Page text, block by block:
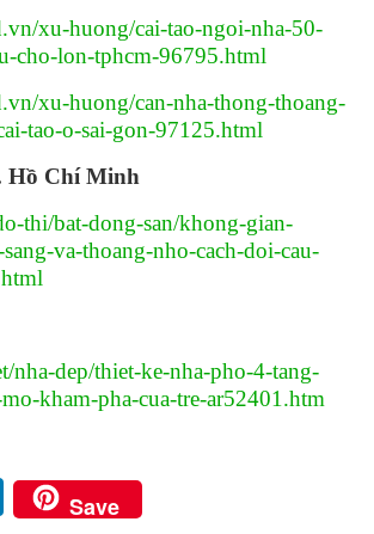
xu-huong/cai-tao-ngoi-nha-50-
cho-lon-tphcm-96795.html
xu-huong/can-nha-thong-thoang-
tao-o-sai-gon-97125.html
Hồ Chí Minh
thi/bat-dong-san/khong-gian-
va-thoang-nho-cach-doi-cau-
nha-dep/thiet-ke-nha-pho-4-tang-
kham-pha-cua-tre-ar52401.htm
LinkedIn
Save